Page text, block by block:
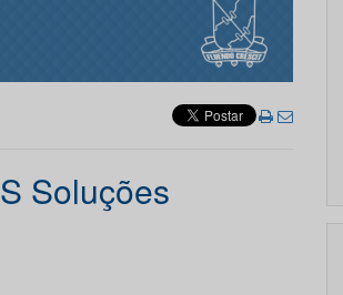
Soluções